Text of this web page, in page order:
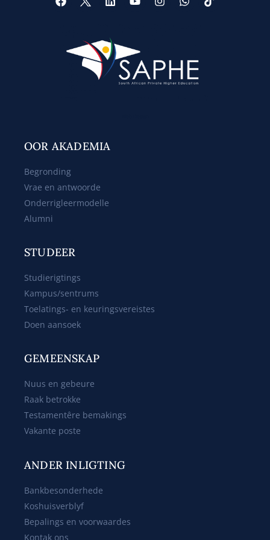
OOR AKADEMIA
Begronding
Vrae en antwoorde
Onderrigleermodelle
Alumni
STUDEER
Studierigtings
Kampus/sentrums
Toelatings- en keuringsvereistes
Doen aansoek
GEMEENSKAP
Nuus en gebeure
Raak betrokke
Testamentêre bemakings
Vakante poste
ANDER INLIGTING
Bankbesonderhede
Koshuisverblyf
Bepalings en voorwaardes
Kontak ons